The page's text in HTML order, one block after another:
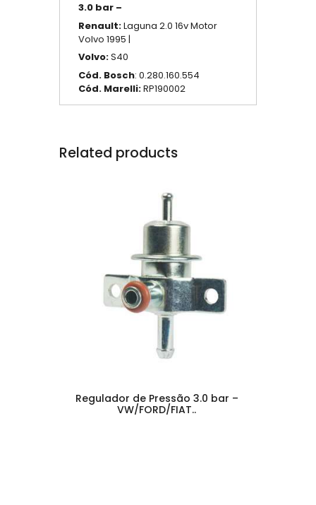
3.0 bar –
Renault:Laguna 2.0 16v Motor
Volvo 1995 |
Volvo:S40
Cód. Bosch: 0.280.160.554
Cód. Marelli:RP190002
Related products
Regulador de Pressão 3.0 bar –
VW/FORD/FIAT..